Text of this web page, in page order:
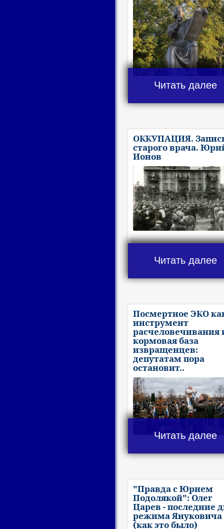
Читать далее
ОККУПАЦИЯ.
старого врача.
Ионов
Читать далее
Посмертное ЭКО
инструмент
расчеловечивания
кормовая база
извращенцев:
депутатам пора
остановит..
Читать далее
"Правда с Юрием
Подолякой": Олег
Царев - последние
режима Януковича
(как это было)